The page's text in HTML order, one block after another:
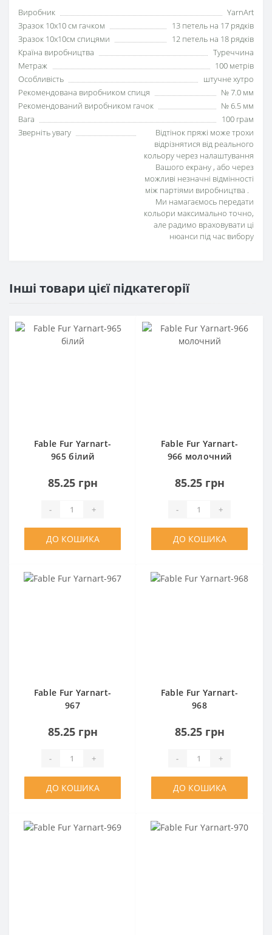
Виробник
YarnArt
Зразок 10х10 см гачком
13 петель на 17 рядків
Зразок 10х10см спицями
12 петель на 18 рядків
Країна виробництва
Туреччина
Метраж
100 метрів
Особливість
штучне хутро
Рекомендована виробником спиця
№ 7.0 мм
Рекомендований виробником гачок
№ 6.5 мм
Вага
100 грам
Зверніть увагу
Відтінок пряжі може трохи
відрізнятися від реального
кольору через налаштування
Вашого екрану , або через
можливі незначні відмінності
між партіями виробництва .
Ми намагаємось передати
кольори максимально точно,
але радимо враховувати ці
нюанси під час вибору
Інші товари цієї підкатегорії
Fable Fur Yarnart-
965 білий
85.25 грн
- +
ДО КОШИКА
Fable Fur Yarnart-
966 молочний
85.25 грн
- +
ДО КОШИКА
Fable Fur Yarnart-
967
85.25 грн
- +
ДО КОШИКА
Fable Fur Yarnart-
968
85.25 грн
- +
ДО КОШИКА